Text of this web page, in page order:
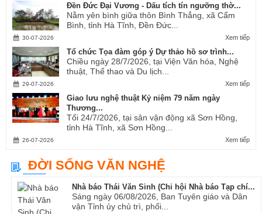
Đền Đức Đại Vương - Dấu tích tín ngưỡng thờ...
Nằm yên bình giữa thôn Bình Thắng, xã Cẩm
Bình, tỉnh Hà Tĩnh, Đền Đức...
Xem tiếp
30-07-2026
Tổ chức Tọa đàm góp ý Dự thảo hồ sơ trình...
Chiều ngày 28/7/2026, tại Viện Văn hóa, Nghệ
thuật, Thể thao và Du lịch...
Xem tiếp
29-07-2026
Giao lưu nghệ thuật Kỷ niệm 79 năm ngày
Thương...
Tối 24/7/2026, tại sân vận động xã Sơn Hồng,
tỉnh Hà Tĩnh, xã Sơn Hồng...
Xem tiếp
26-07-2026
ĐỜI SỐNG VĂN NGHỆ
Nhà báo Thái Văn Sinh (Chi hội Nhà báo Tạp chí...
Sáng ngày 06/08/2026, Ban Tuyên giáo và Dân
vận Tỉnh ủy chủ trì, phối...